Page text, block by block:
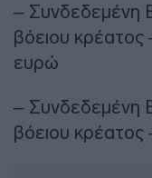
– Συνδεδεμένη
βόειου
ευρώ
– Συνδεδεμένη
βόειου